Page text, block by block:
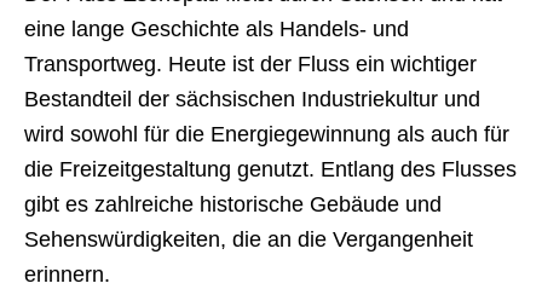
eine lange Geschichte als Handels- und
Transportweg. Heute ist der Fluss ein wichtiger
Bestandteil der sächsischen Industriekultur und
wird sowohl für die Energiegewinnung als auch für
die Freizeitgestaltung genutzt. Entlang des Flusses
gibt es zahlreiche historische Gebäude und
Sehenswürdigkeiten, die an die Vergangenheit
erinnern.